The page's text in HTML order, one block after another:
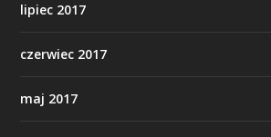
lipiec 2017
czerwiec 2017
maj 2017